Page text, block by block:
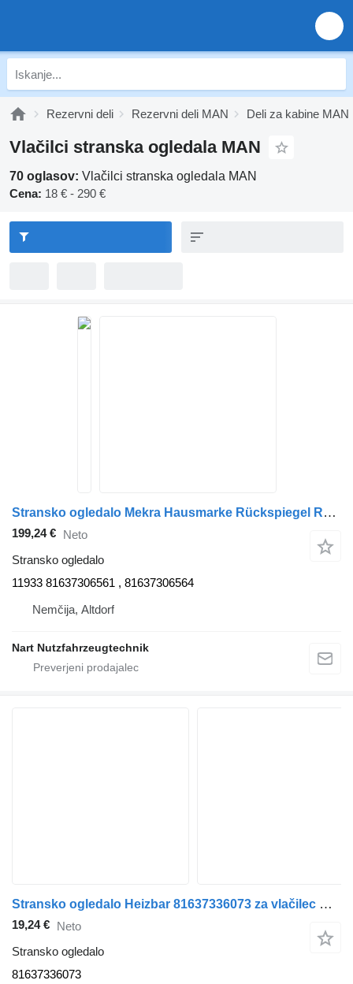
Rezervni deli Rezervni deli MAN Deli za kabine MAN
Vlačilci stranska ogledala MAN
70 oglasov: Vlačilci stranska ogledala MAN
Cena: 18 € - 290 €
Stransko ogledalo Mekra Hausmarke Rückspiegel Rechts 11933 za vlačilec MAN TGX
199,24 € Neto
Stransko ogledalo
11933 81637306561 , 81637306564
Nemčija, Altdorf
Nart Nutzfahrzeugtechnik
Stransko ogledalo Heizbar 81637336073 za vlačilec MAN TGX TGS
19,24 € Neto
Stransko ogledalo
81637336073